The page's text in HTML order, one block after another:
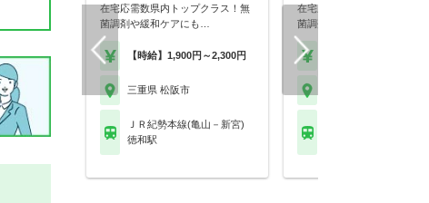
在宅応需数県内トップクラス！無
菌調剤や緩和ケアにも…
【時給】1,900円～2,300円
三重県 松阪市
ＪＲ紀勢本線(亀山－新宮)
徳和駅
在宅応需数県内トップクラス
菌調剤や緩和ケアにも…